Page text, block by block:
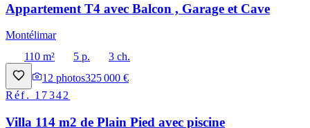
Appartement T4 avec Balcon , Garage et Cave
Montélimar
110 m²
5 p.
3 ch.
12 photos325 000 €
Réf. 17342
Villa 114 m2 de Plain Pied avec piscine